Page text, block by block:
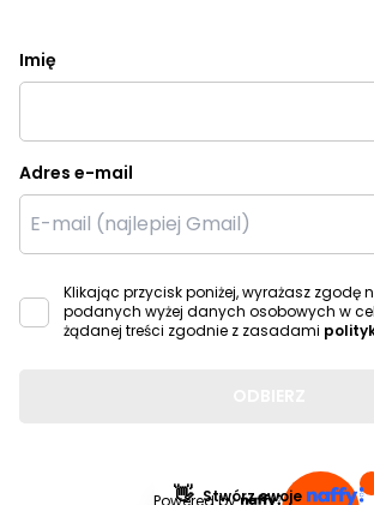
Imię
Adres e-mail
Klikając przycisk poniżej, wyrażasz zgodę
podanych wyżej danych osobowych w
żądanej treści zgodnie z zasadami
Powered by
👋 Stwórz swoje